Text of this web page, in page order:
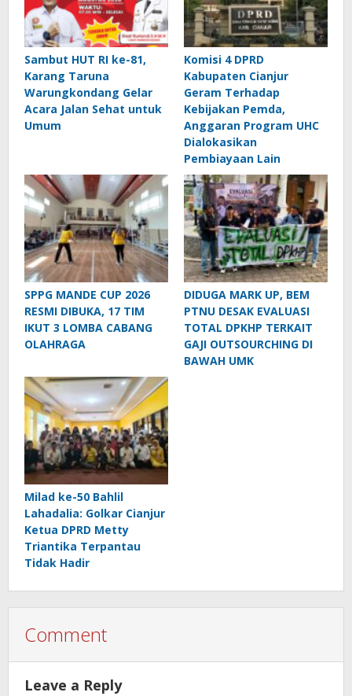
Sambut HUT RI ke-81,
Karang Taruna
Warungkondang Gelar
Acara Jalan Sehat untuk
Umum
Komisi 4 DPRD
Kabupaten Cianjur
Geram Terhadap
Kebijakan Pemda,
Anggaran Program UHC
Dialokasikan
Pembiayaan Lain
SPPG MANDE CUP 2026
RESMI DIBUKA, 17 TIM
IKUT 3 LOMBA CABANG
OLAHRAGA
DIDUGA MARK UP, BEM
PTNU DESAK EVALUASI
TOTAL DPKHP TERKAIT
GAJI OUTSOURCHING DI
BAWAH UMK
Milad ke-50 Bahlil
Lahadalia: Golkar Cianjur
Ketua DPRD Metty
Triantika Terpantau
Tidak Hadir
Comment
Leave a Reply